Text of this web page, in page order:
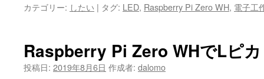
カテゴリー: したい | タグ: LED, Raspberry Pi Zero WH, 電子工
Raspberry Pi Zero WHでLピ
投稿日: 2019年8月6日 作成者: dalomo